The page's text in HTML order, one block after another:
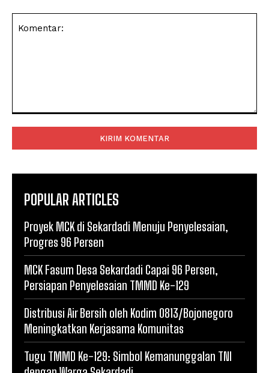
POPULAR ARTICLES
Proyek MCK di Sekardadi Menuju Penyelesaian,
Progres 96 Persen
MCK Fasum Desa Sekardadi Capai 96 Persen,
Persiapan Penyelesaian TMMD Ke-129
Distribusi Air Bersih oleh Kodim 0813/Bojonegoro
Meningkatkan Kerjasama Komunitas
Tugu TMMD Ke-129: Simbol Kemanunggalan TNI